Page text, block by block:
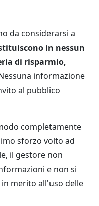
da considerarsi a
in nessun
di risparmio,
informazione
al pubblico
completamente
sforzo volto ad
il gestore non
e non si
merito all'uso delle